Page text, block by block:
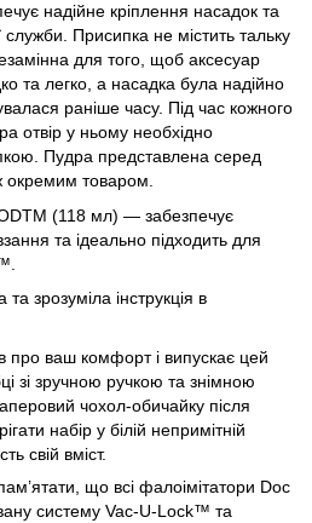
надійне кріплення насадок та
служби. Присипка не містить тальку
для того, щоб аксесуар
та легко, а насадка була надійно
раніше часу. Під час кожного
отвір у ньому необхідно
Пудра представлена ​​серед
окремим товаром.
(118 мл) — забезпечує
та ідеально підходить для
зрозуміла інструкція в
ваш комфорт і випускає цей
зі зручною ручкою та знімною
чохол-обичайку після
набір у білій непримітній
свій вміст.
що всі фалоімітатори Doc
систему Vac-U-Lock™ та